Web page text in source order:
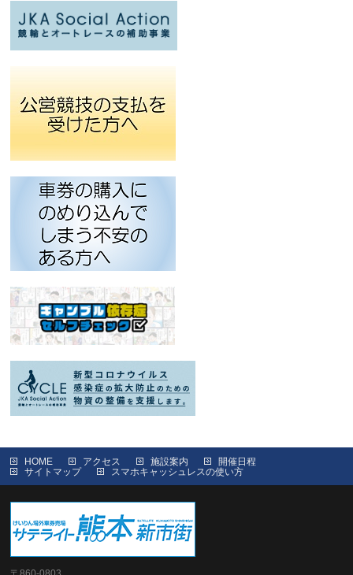
HOME アクセス 施設案内
開催日程
サイトマップ
スマホキャッシュレスの使い方